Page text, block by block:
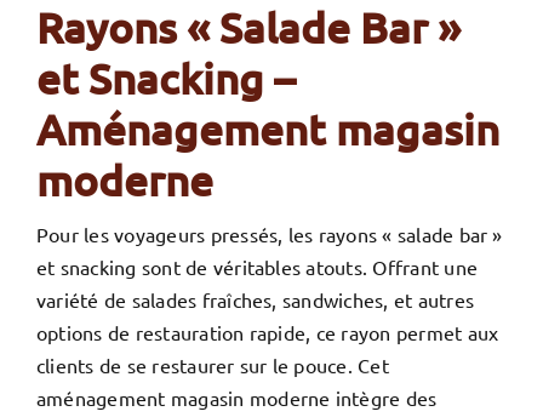
Rayons « Salade Bar »
et Snacking –
Aménagement magasin
moderne
Pour les voyageurs pressés, les rayons « salade bar »
et snacking sont de véritables atouts. Offrant une
variété de salades fraîches, sandwiches, et autres
options de restauration rapide, ce rayon permet aux
clients de se restaurer sur le pouce. Cet
aménagement magasin moderne intègre des